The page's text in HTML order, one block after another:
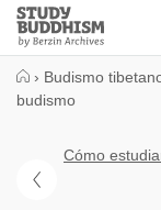
Close
Study
Buddhism
› Budismo
budismo
Cómo